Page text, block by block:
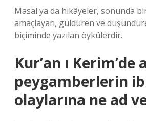
Masal ya da hikâyeler, sonunda
amaçlayan, güldüren ve
biçiminde yazılan öykülerdir.
Kur’an ı Kerim’de
peygamberlerin
olaylarına ne ad